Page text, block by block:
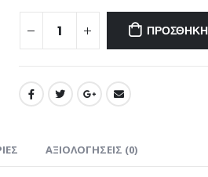
ΠΡΟΣΘΉΚΗ
ΑΞΙΟΛΟΓΉΣΕΙΣ (0)